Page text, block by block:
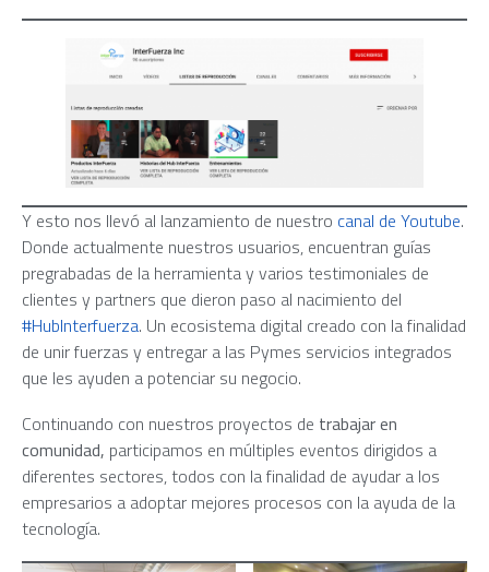
Y esto nos llevó al lanzamiento de nuestro canal de Youtube.
Donde actualmente nuestros usuarios, encuentran guías
pregrabadas de la herramienta y varios testimoniales de
clientes y partners que dieron paso al nacimiento del
#HubInterfuerza. Un ecosistema digital creado con la finalidad
de unir fuerzas y entregar a las Pymes servicios integrados
que les ayuden a potenciar su negocio.
Continuando con nuestros proyectos de trabajar en
comunidad, participamos en múltiples eventos dirigidos a
diferentes sectores, todos con la finalidad de ayudar a los
empresarios a adoptar mejores procesos con la ayuda de la
tecnología.